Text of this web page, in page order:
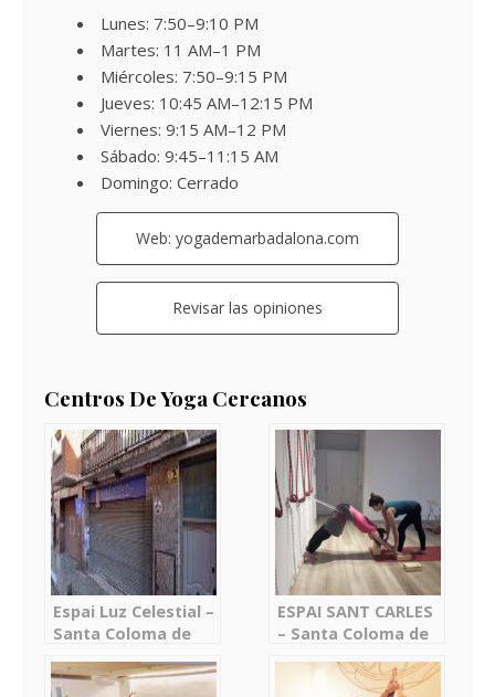
Lunes: 7:50–9:10 PM
Martes: 11 AM–1 PM
Miércoles: 7:50–9:15 PM
Jueves: 10:45 AM–12:15 PM
Viernes: 9:15 AM–12 PM
Sábado: 9:45–11:15 AM
Domingo: Cerrado
Web: yogademarbadalona.com
Revisar las opiniones
Centros De Yoga Cercanos
Espai Luz Celestial –
Santa Coloma de
ESPAI SANT CARLES
– Santa Coloma de